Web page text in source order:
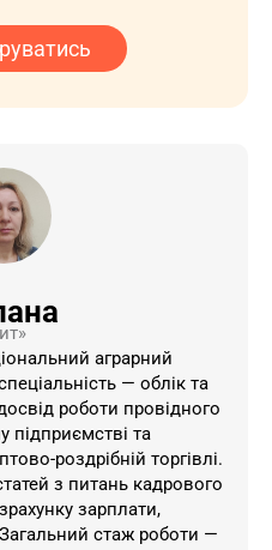
аграрний
— облік та
роботи провідного
підприємстві та
роздрібній торгівлі.
з питань кадрового
зарплати,
стаж роботи —